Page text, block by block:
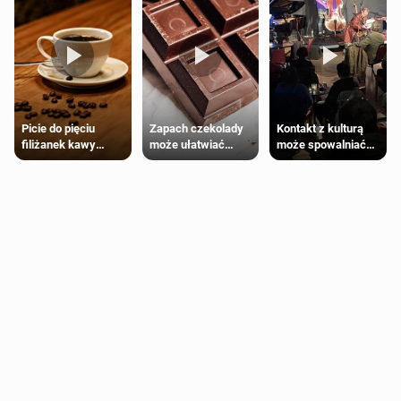
Picie do pięciu
filiżanek kawy
dziennie jest
Zapach czekolady
może ułatwiać
trening siłowy
Kontakt z kulturą
może spowalniać
starzenie